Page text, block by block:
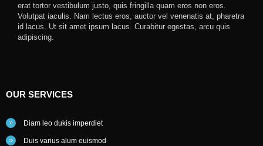
erat tortor vestibulum justo, quis fringilla quam eros non eros.
Volutpat iaculis. Nam lectus eros, auctor vel venenatis at, pharetra
id lacus. Ut sit amet ipsum lacus. Curabitur egestas, arcu quis
adipiscing.
OUR SERVICES
Diam leo dukis imperdiet
Duis varius alum euismod